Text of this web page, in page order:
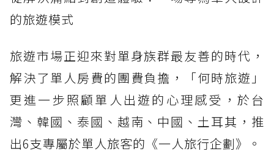
的旅遊模式
旅遊市場正迎來對單身族群最友善的時代，
解決了單人房費的團費負擔，「何時旅遊」
更進一步照顧單人出遊的心理感受，於台
灣、韓國、泰國、越南、中國、土耳其，推
出6支專屬於單人旅客的《一人旅行企劃》。